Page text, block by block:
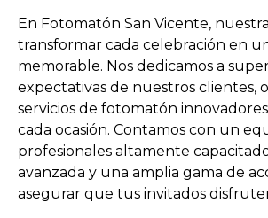
En Fotomatón San Vicente,
transformar cada celebración en
memorable. Nos dedicamos a
expectativas de nuestros clientes,
servicios de fotomatón
cada ocasión. Contamos con un
profesionales altamente
avanzada y una amplia gama de
asegurar que tus invitados